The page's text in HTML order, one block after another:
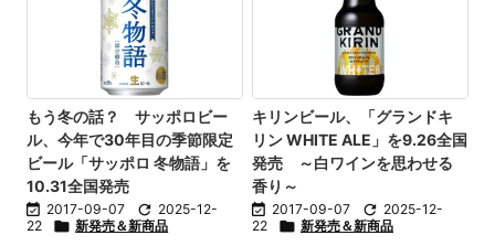
もう冬の話？ サッポロビー
ル、今年で30年目の季節限定
ビール「サッポロ 冬物語」を
10.31全国発売
 2017-09-07  2025-12-
22
 新発売＆新商品
キリンビール、「グランドキ
リン WHITE ALE」を9.26全国
発売 ～白ワインを思わせる
香り～
 2017-09-07  2025-12-
22
 新発売＆新商品